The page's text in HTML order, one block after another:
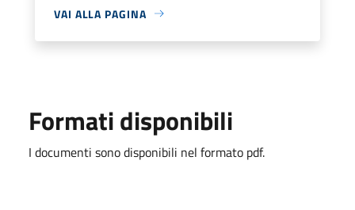
VAI ALLA PAGINA
Formati disponibili
I documenti sono disponibili nel formato pdf.